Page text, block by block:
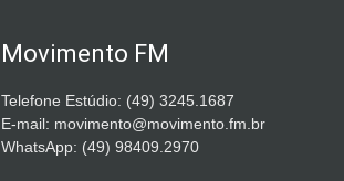
Movimento FM
Telefone Estúdio: (49) 3245.1687
E-mail: movimento@movimento.fm.br
WhatsApp: (49) 98409.2970